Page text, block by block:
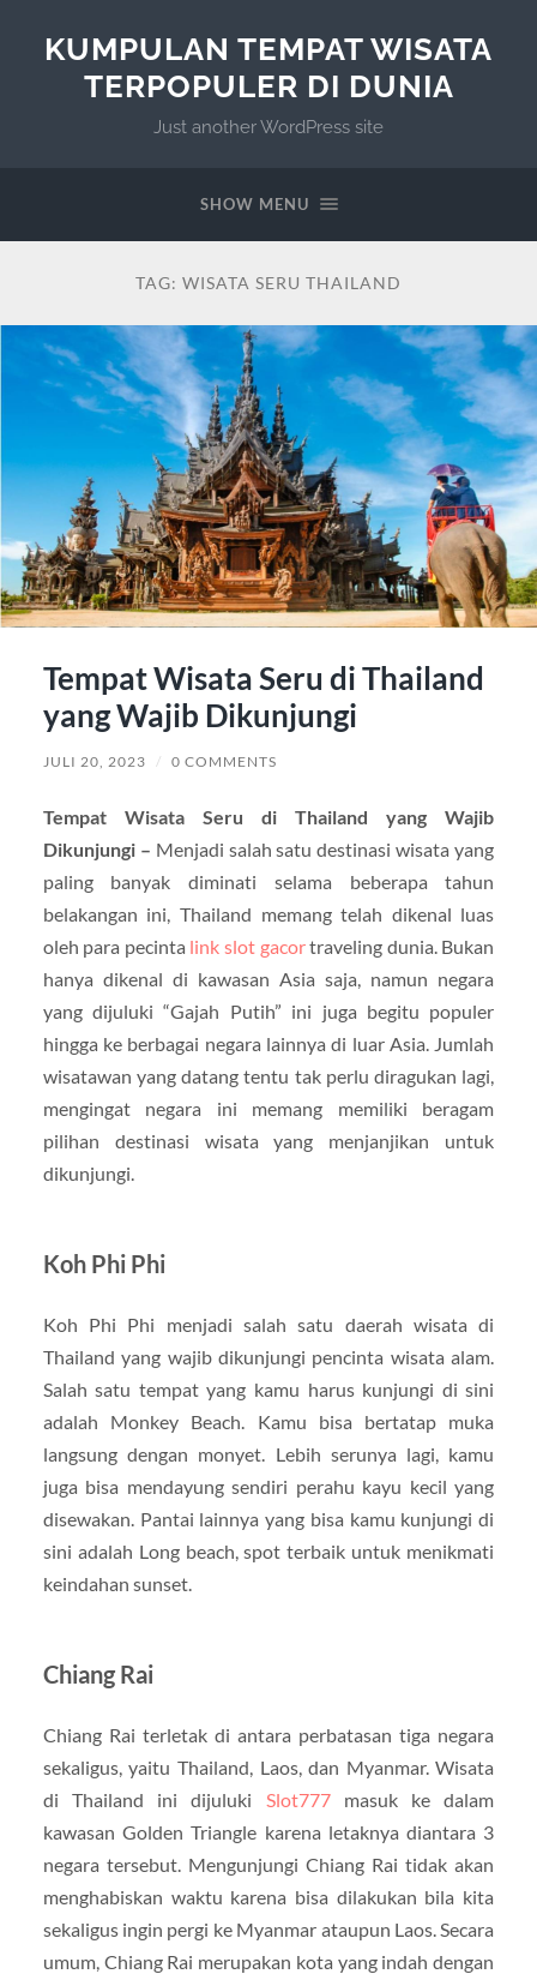
KUMPULAN TEMPAT WISATA
TERPOPULER DI DUNIA
Just another WordPress site
SHOW MENU
TAG: WISATA SERU THAILAND
Tempat Wisata Seru di Thailand
yang Wajib Dikunjungi
JULI 20, 2023 / 0 COMMENTS
Tempat Wisata Seru di Thailand yang Wajib
Dikunjungi – Menjadi salah satu destinasi wisata yang
paling banyak diminati selama beberapa tahun
belakangan ini, Thailand memang telah dikenal luas
oleh para pecinta link slot gacortraveling dunia. Bukan
hanya dikenal di kawasan Asia saja, namun negara
yang dijuluki “Gajah Putih” ini juga begitu populer
hingga ke berbagai negara lainnya di luar Asia. Jumlah
wisatawan yang datang tentu tak perlu diragukan lagi,
mengingat negara ini memang memiliki beragam
pilihan destinasi wisata yang menjanjikan untuk
dikunjungi.
Koh Phi Phi
Koh Phi Phi menjadi salah satu daerah wisata di
Thailand yang wajib dikunjungi pencinta wisata alam.
Salah satu tempat yang kamu harus kunjungi di sini
adalah Monkey Beach. Kamu bisa bertatap muka
langsung dengan monyet. Lebih serunya lagi, kamu
juga bisa mendayung sendiri perahu kayu kecil yang
disewakan. Pantai lainnya yang bisa kamu kunjungi di
sini adalah Long beach, spot terbaik untuk menikmati
keindahan sunset.
Chiang Rai
Chiang Rai terletak di antara perbatasan tiga negara
sekaligus, yaitu Thailand, Laos, dan Myanmar. Wisata
di Thailand ini dijuluki Slot777masuk ke dalam
kawasan Golden Triangle karena letaknya diantara 3
negara tersebut. Mengunjungi Chiang Rai tidak akan
menghabiskan waktu karena bisa dilakukan bila kita
sekaligus ingin pergi ke Myanmar ataupun Laos. Secara
umum, Chiang Rai merupakan kota yang indah dengan